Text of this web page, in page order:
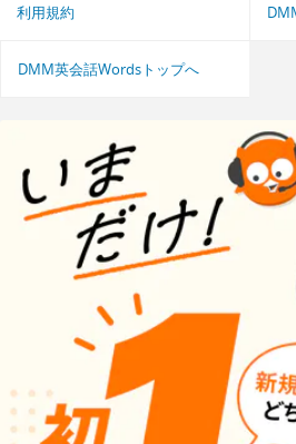
利用規約
DMM英会話Wordsトップへ